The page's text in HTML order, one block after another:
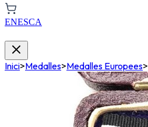
ENESCA
Inici>Medalles>Medalles Europees>